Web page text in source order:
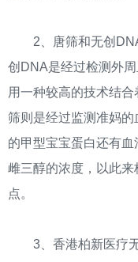
2、唐筛和无创DNA
创DNA是经过检测外
用一种较高的技术结
筛则是经过监测准妈
的甲型宝宝蛋白还有
雌三醇的浓度，以此
点。
3、香港柏新医疗无